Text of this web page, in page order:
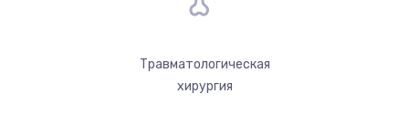
Травматологическая
хирургия